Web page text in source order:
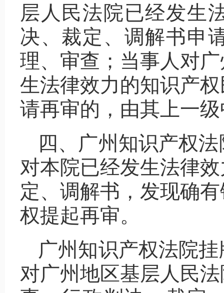
层人民法院已经发生
决、裁定、调解书申
理、审查；当事人对
生法律效力的知识产
请再审的，由其上一
四、广州知识产权
对本院已经发生法律
定、调解书，发现确
权提起再审。
广州知识产权法院
对广州地区基层人民